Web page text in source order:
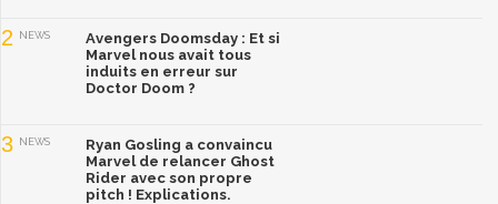
2 NEWS
Avengers Doomsday : Et si
Marvel nous avait tous
induits en erreur sur
Doctor Doom ?
3 NEWS
Ryan Gosling a convaincu
Marvel de relancer Ghost
Rider avec son propre
pitch ! Explications.